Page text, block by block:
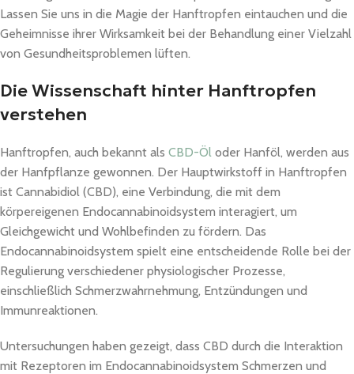
Lassen Sie uns in die Magie der Hanftropfen eintauchen und die
Geheimnisse ihrer Wirksamkeit bei der Behandlung einer Vielzahl
von Gesundheitsproblemen lüften.
Die Wissenschaft hinter Hanftropfen
verstehen
Hanftropfen, auch bekannt als CBD-Öl oder Hanföl, werden aus
der Hanfpflanze gewonnen. Der Hauptwirkstoff in Hanftropfen
ist Cannabidiol (CBD), eine Verbindung, die mit dem
körpereigenen Endocannabinoidsystem interagiert, um
Gleichgewicht und Wohlbefinden zu fördern. Das
Endocannabinoidsystem spielt eine entscheidende Rolle bei der
Regulierung verschiedener physiologischer Prozesse,
einschließlich Schmerzwahrnehmung, Entzündungen und
Immunreaktionen.
Untersuchungen haben gezeigt, dass CBD durch die Interaktion
mit Rezeptoren im Endocannabinoidsystem Schmerzen und